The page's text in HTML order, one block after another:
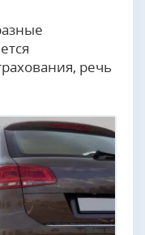
речь